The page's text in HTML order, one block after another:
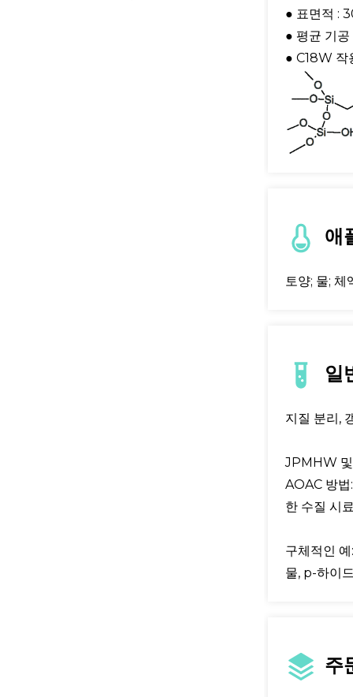
● 표면적 :
● 평균 기
● C18W 작
애
토양; 물; 체
일
지질 분리,
JPMHW 및
AOAC 방법
한 수질 시
구체적인
물, p-하이
주